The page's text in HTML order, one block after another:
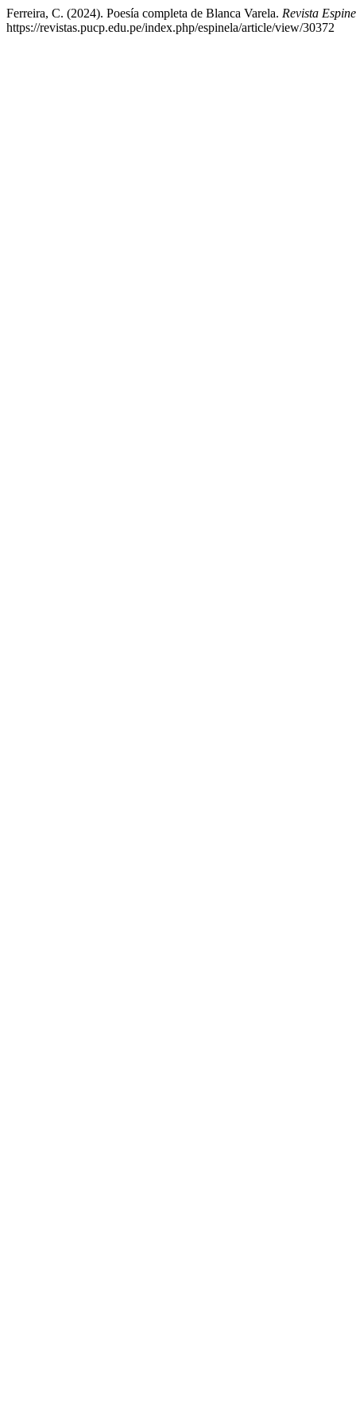
Ferreira, C. (2024). Poesía completa de Blanca Varela. Revista
https://revistas.pucp.edu.pe/index.php/espinela/article/view/30372